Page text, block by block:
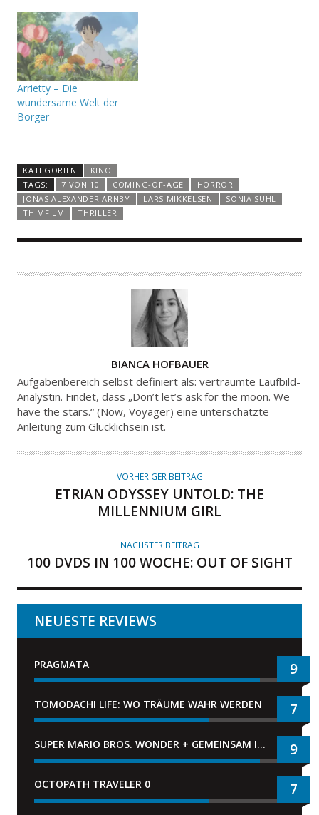
Arrietty – Die
wundersame Welt der
Borger
KATEGORIEN
KINO
TAGS:
7 VON 10 COMING-OF-AGE
HORROR
JONAS ALEXANDER ARNBY
LARS MIKKELSEN
SONIA SUHL
THIMFILM
THRILLER
U
T
O
R
BIANCA HOFBAUER
Aufgabenbereich selbst definiert als: verträumte Laufbild-
Analystin. Findet, dass „Don’t let’s ask for the moon. We
have the stars.“ (Now, Voyager) eine unterschätzte
Anleitung zum Glücklichsein ist.
VORHERIGER BEITRAG
ETRIAN ODYSSEY UNTOLD: THE
MILLENNIUM GIRL
NÄCHSTER BEITRAG
100 DVDS IN 100 WOCHE: OUT OF SIGHT
NEUESTE REVIEWS
PRAGMATA 9
TOMODACHI LIFE: WO TRÄUME WAHR WERDEN 7
SUPER MARIO BROS. WONDER + GEMEINSAM IM BELLABEL-PARK 9
OCTOPATH TRAVELER 0 7